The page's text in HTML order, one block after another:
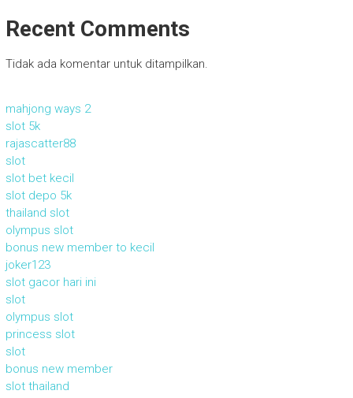
Recent Comments
Tidak ada komentar untuk ditampilkan.
mahjong ways 2
slot 5k
rajascatter88
slot
slot bet kecil
slot depo 5k
thailand slot
olympus slot
bonus new member to kecil
joker123
slot gacor hari ini
slot
olympus slot
princess slot
slot
bonus new member
slot thailand